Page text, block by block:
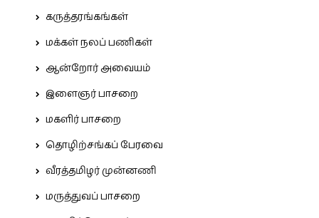
கருத்தரங்கங்கள்
மக்கள் நலப் பணிகள்
ஆன்றோர் அவையம்
இளைஞர் பாசறை
மகளிர் பாசறை
தொழிற்சங்கப் பேரவை
வீரத்தமிழர் முன்னணி
மருத்துவப் பாசறை